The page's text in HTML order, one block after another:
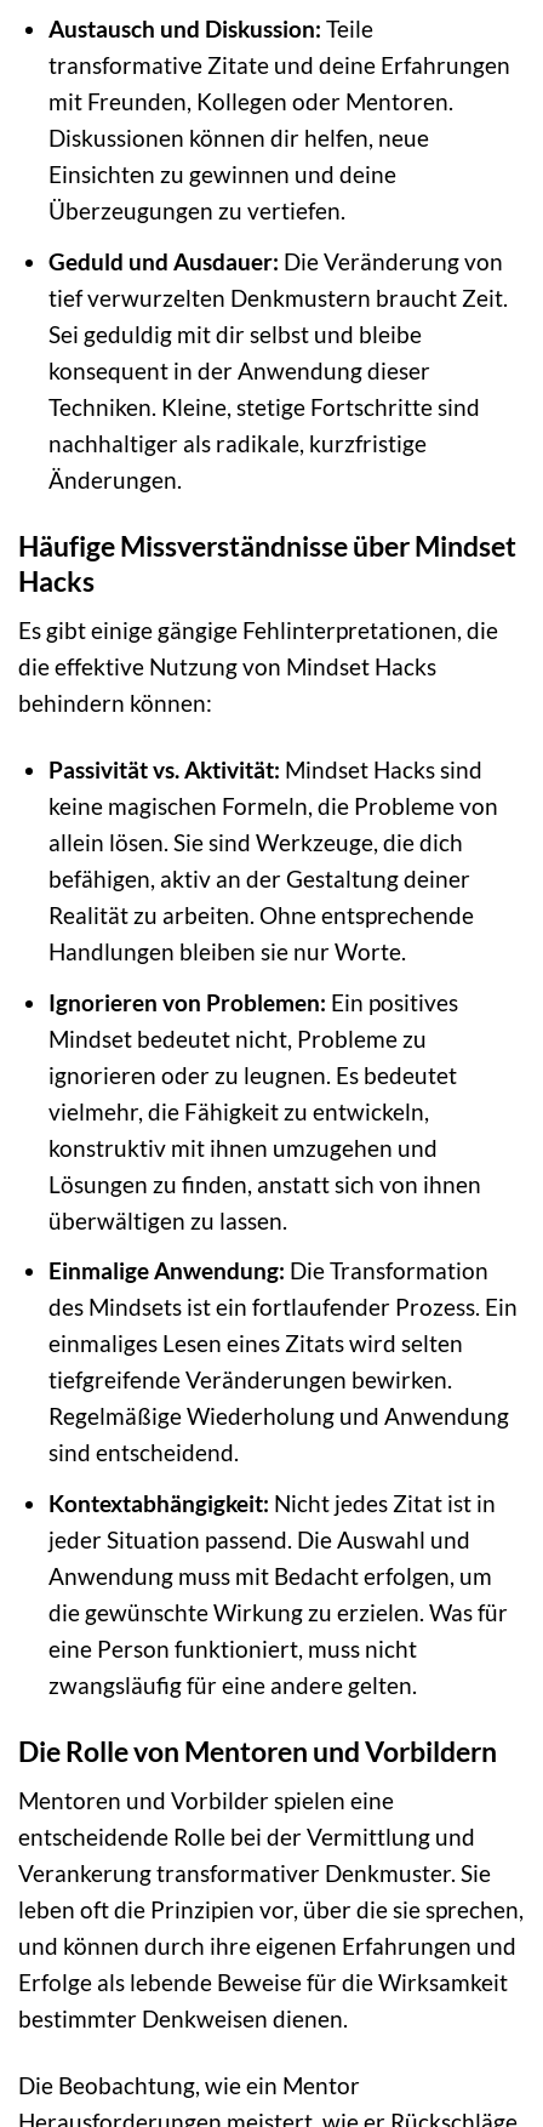
Austausch und Diskussion: Teile
transformative Zitate und deine Erfahrungen
mit Freunden, Kollegen oder Mentoren.
Diskussionen können dir helfen, neue
Einsichten zu gewinnen und deine
Überzeugungen zu vertiefen.
Geduld und Ausdauer: Die Veränderung von
tief verwurzelten Denkmustern braucht Zeit.
Sei geduldig mit dir selbst und bleibe
konsequent in der Anwendung dieser
Techniken. Kleine, stetige Fortschritte sind
nachhaltiger als radikale, kurzfristige
Änderungen.
Häufige Missverständnisse über Mindset
Hacks
Es gibt einige gängige Fehlinterpretationen, die
die effektive Nutzung von Mindset Hacks
behindern können:
Passivität vs. Aktivität: Mindset Hacks sind
keine magischen Formeln, die Probleme von
allein lösen. Sie sind Werkzeuge, die dich
befähigen, aktiv an der Gestaltung deiner
Realität zu arbeiten. Ohne entsprechende
Handlungen bleiben sie nur Worte.
Ignorieren von Problemen: Ein positives
Mindset bedeutet nicht, Probleme zu
ignorieren oder zu leugnen. Es bedeutet
vielmehr, die Fähigkeit zu entwickeln,
konstruktiv mit ihnen umzugehen und
Lösungen zu finden, anstatt sich von ihnen
überwältigen zu lassen.
Einmalige Anwendung: Die Transformation
des Mindsets ist ein fortlaufender Prozess. Ein
einmaliges Lesen eines Zitats wird selten
tiefgreifende Veränderungen bewirken.
Regelmäßige Wiederholung und Anwendung
sind entscheidend.
Kontextabhängigkeit: Nicht jedes Zitat ist in
jeder Situation passend. Die Auswahl und
Anwendung muss mit Bedacht erfolgen, um
die gewünschte Wirkung zu erzielen. Was für
eine Person funktioniert, muss nicht
zwangsläufig für eine andere gelten.
Die Rolle von Mentoren und Vorbildern
Mentoren und Vorbilder spielen eine
entscheidende Rolle bei der Vermittlung und
Verankerung transformativer Denkmuster. Sie
leben oft die Prinzipien vor, über die sie sprechen,
und können durch ihre eigenen Erfahrungen und
Erfolge als lebende Beweise für die Wirksamkeit
bestimmter Denkweisen dienen.
Die Beobachtung, wie ein Mentor